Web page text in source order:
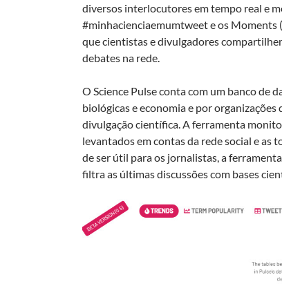
diversos interlocutores em tempo real e
#minhacienciaemumtweet e os Moments
que cientistas e divulgadores
debates na rede.
O Science Pulse conta com um banco de
biológicas e economia e por
divulgação científica. A ferramenta
levantados em contas da rede social e as
de ser útil para os jornalistas, a
filtra as últimas discussões com bases